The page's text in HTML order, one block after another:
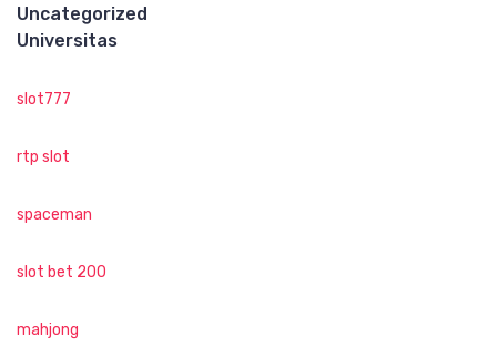
Uncategorized
Universitas
slot777
rtp slot
spaceman
slot bet 200
mahjong